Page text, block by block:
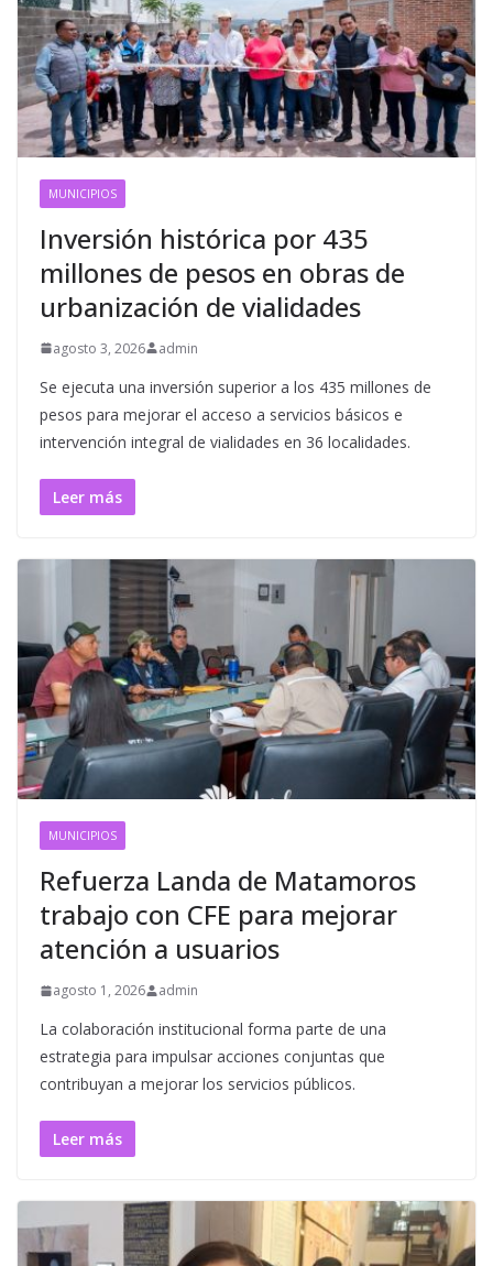
MUNICIPIOS
Inversión histórica por 435
millones de pesos en obras de
urbanización de vialidades
agosto 3, 2026 admin
Se ejecuta una inversión superior a los 435 millones de
pesos para mejorar el acceso a servicios básicos e
intervención integral de vialidades en 36 localidades.
Leer más
MUNICIPIOS
Refuerza Landa de Matamoros
trabajo con CFE para mejorar
atención a usuarios
agosto 1, 2026 admin
La colaboración institucional forma parte de una
estrategia para impulsar acciones conjuntas que
contribuyan a mejorar los servicios públicos.
Leer más